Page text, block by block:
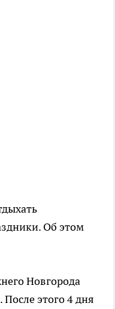
Об этом
Новгорода
После этого 4 дня